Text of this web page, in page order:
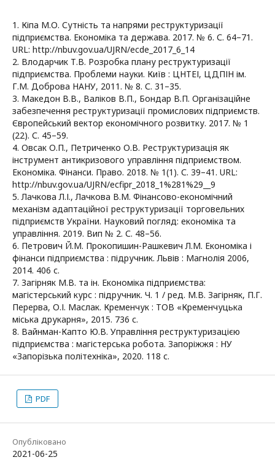
1. Кіпа М.О. Сутність та напрями реструктуризації
підприємства. Економіка та держава. 2017. № 6. С. 64–71.
URL: http://nbuv.gov.ua/UJRN/ecde_2017_6_14
2. Влодарчик Т.В. Розробка плану реструктуризації
підприємства. Проблеми науки. Київ : ЦНТЕІ, ЦДПІН ім.
Г.М. Доброва НАНУ, 2011. № 8. С. 31–35.
3. Македон В.В., Валіков В.П., Бондар В.П. Організаційне
забезпечення реструктуризації промислових підприємств.
Європейський вектор економічного розвитку. 2017. № 1
(22). С. 45–59.
4. Овсак О.П., Петриченко О.В. Реструктуризація як
інструмент антикризового управління підприємством.
Економіка. Фінанси. Право. 2018. № 1(1). С. 39–41. URL:
http://nbuv.gov.ua/UJRN/ecfipr_2018_1%281%29__9
5. Лачкова Л.І., Лачкова В.М. Фінансово-економічний
механізм адаптаційної реструктуризації торговельних
підприємств України. Науковий погляд: економіка та
управління. 2019. Вип № 2. С. 48–56.
6. Петрович Й.М. Прокопишин-Рашкевич Л.М. Економіка і
фінанси підприємства : підручник. Львів : Магнолія 2006,
2014. 406 с.
7. Загірняк М.В. та ін. Економіка підприємства:
магістерський курс : підручник. Ч. 1 / ред. М.В. Загірняк, П.Г.
Перерва, О.І. Маслак. Кременчук : ТОВ «Кременчуцька
міська друкарня», 2015. 736 с.
8. Вайнман-Капто Ю.В. Управління реструктуризацією
підприємства : магістерська робота. Запоріжжя : НУ
«Запорізька політехніка», 2020. 118 с.
PDF
Опубліковано
2021-06-25